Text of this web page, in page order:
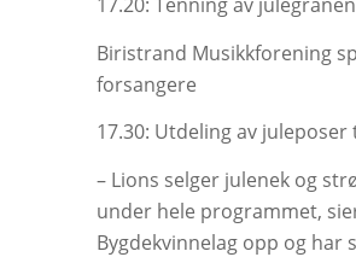
Biristrand Musikkforening
forsangere
17.30: Utdeling av juleposer
– Lions selger julenek og
under hele programmet,
Bygdekvinnelag opp og